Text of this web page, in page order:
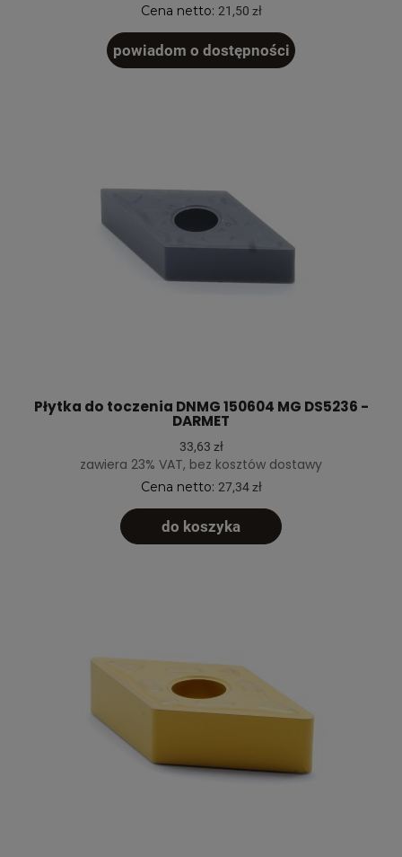
Cena netto: 21,50 zł
powiadom o dostępności
Płytka do toczenia DNMG 150604 MG DS5236 -
DARMET
33,63 zł
zawiera 23% VAT, bez kosztów dostawy
Cena netto: 27,34 zł
do koszyka